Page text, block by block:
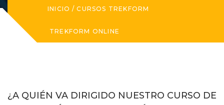
INICIO / CURSOS TREKFORM
TREKFORM ONLINE
¿A QUIÉN VA DIRIGIDO NUESTRO CURSO DE